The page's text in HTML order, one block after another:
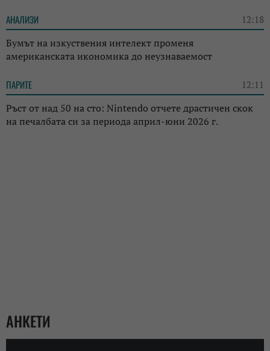
АНАЛИЗИ 12:18
Бумът на изкуствения интелект променя
американската икономика до неузнаваемост
ПАРИТЕ 12:11
Ръст от над 50 на сто: Nintendo отчете драстичен скок
на печалбата си за периода април-юни 2026 г.
АНКЕТИ